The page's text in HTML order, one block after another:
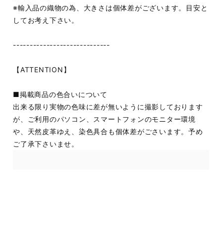
※輸入品の織物の為、大きさは個体差がございます。目安と
してお考え下さい。
-----------------------------
【ATTENTION】
■掲載商品の色合いについて
出来る限り実物の色味に差が無いように撮影しております
が、ご利用のパソコン、スマートフォンのモニター環境
や、天然皮革ゆえ、染色具合も個体差がごさいます。予め
ご了承下さいませ。